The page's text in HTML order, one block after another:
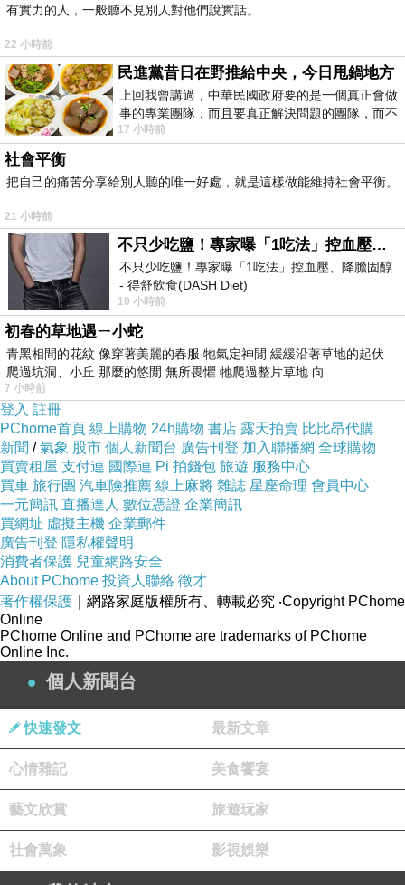
上一篇：
下一篇：老人茶
2017-12-11 16:51:06
很長一段時間我的思緒留在
外遇是
對的時間遇到不對的人
還是
不對的時間遇到對的人
或是
不對的十間遇到不對的人
繞口嗎？
這卻是很長一段時間給我喘息的理由
而我堅持著
婚姻的理由
是在對的時間遇到對的人
外遇，在費洛蒙的時效散去後
也緊剩餘燼
有實力的人，一般聽不見別人對他們說實話。
22 小時前
民進黨昔日在野推給中央，今日甩鍋地方
上回我曾講過，中華民國政府要的是一個真正會做
事的專業團隊，而且要真正解決問題的團隊，而不
是只會到處甩鍋的雙標團隊，最近民進黨
17 小時前
社會平衡
把自己的痛苦分享給別人聽的唯一好處，就是這樣做能維持社會平衡。
21 小時前
不只少吃鹽！專家曝「1吃法」控血壓、降膽固醇 - 得舒飲食(DASH Diet)
不只少吃鹽！專家曝「1吃法」控血壓、降膽固醇
- 得舒飲食(DASH Diet)
https://www.facebook.com/dietitiansophia/posts/
10 小時前
初春的草地遇ㄧ小蛇
青黑相間的花紋 像穿著美麗的春服 牠氣定神閒 緩緩沿著草地的起伏
爬過坑洞、小丘 那麼的悠閒 無所畏懼 牠爬過整片草地 向
7 小時前
登入 註冊
PChome首頁 線上購物 24h購物 書店 露天拍賣 比比昂代購
新聞 /氣象 股市 個人新聞台 廣告刊登 加入聯播網 全球購物
買賣租屋 支付連 國際連 Pi 拍錢包 旅遊 服務中心
買車 旅行團 汽車險推薦 線上麻將 雜誌 星座命理 會員中心
一元簡訊 直播達人 數位憑證 企業簡訊
買網址 虛擬主機 企業郵件
廣告刊登 隱私權聲明
消費者保護 兒童網路安全
About PChome 投資人聯絡 徵才
著作權保護 ｜網路家庭版權所有、轉載必究 ‧Copyright PChome
Online
PChome Online and PChome are trademarks of PChome
Online Inc.
個人新聞台
快速發文 最新文章
心情雜記 美食饗宴
藝文欣賞 旅遊玩家
社會萬象 影視娛樂